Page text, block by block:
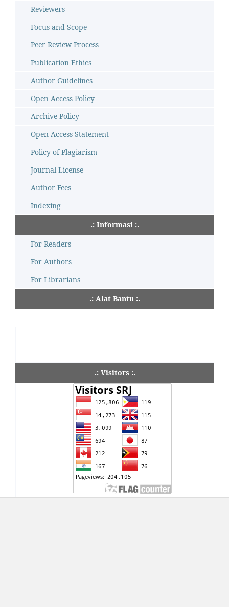
Reviewers
Focus and Scope
Peer Review Process
Publication Ethics
Author Guidelines
Open Access Policy
Archive Policy
Open Access Statement
Policy of Plagiarism
Journal License
Author Fees
Indexing
.: Informasi :.
For Readers
For Authors
For Librarians
.: Alat Bantu :.
.: Visitors :.